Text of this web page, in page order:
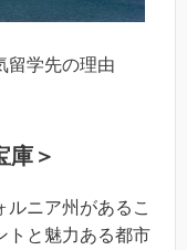
学先の理由
庫＞
ルニア州があるこ
トと魅力ある都市